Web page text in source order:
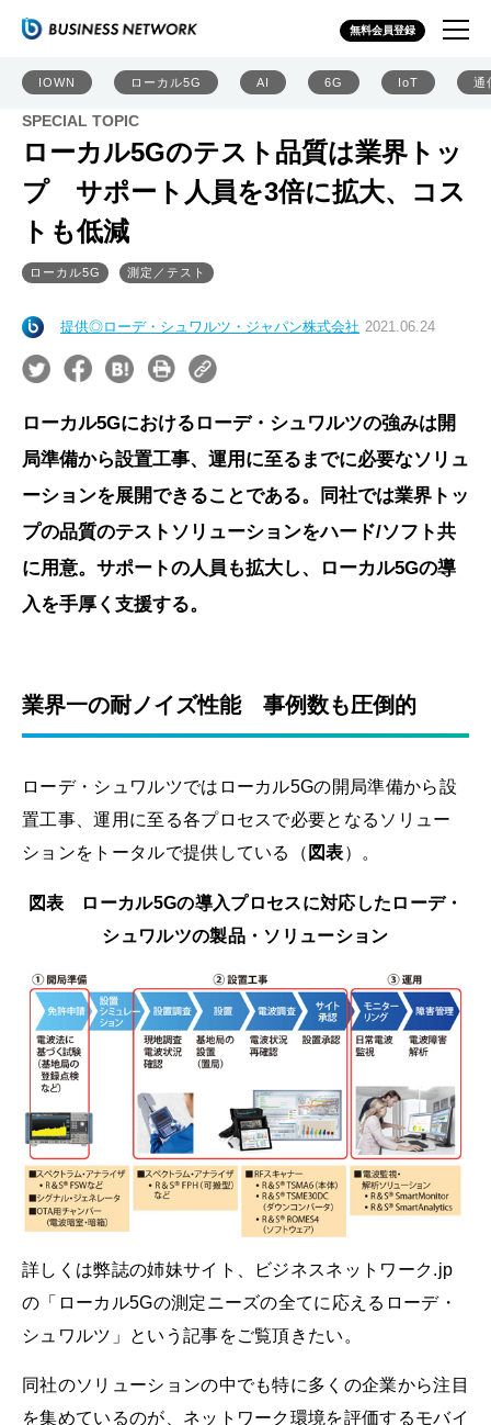
無料会員登録
IOWN ローカル5G AI 6G IoT 通
SPECIAL TOPIC
ローカル5Gのテスト品質は業界トッ
プ サポート人員を3倍に拡大、コス
トも低減
ローカル5G 測定／テスト
提供◎ローデ・シュワルツ・ジャパン株式会社 2021.06.24
ローカル5Gにおけるローデ・シュワルツの強みは開
局準備から設置工事、運用に至るまでに必要なソリュ
ーションを展開できることである。同社では業界トッ
プの品質のテストソリューションをハード/ソフト共
に用意。サポートの人員も拡大し、ローカル5Gの導
入を手厚く支援する。
業界一の耐ノイズ性能 事例数も圧倒的
ローデ・シュワルツではローカル5Gの開局準備から設
置工事、運用に至る各プロセスで必要となるソリュー
ションをトータルで提供している（ 図表）。
図表 ローカル5Gの導入プロセスに対応したローデ・
シュワルツの製品・ソリューション
詳しくは弊誌の姉妹サイト、ビジネスネットワーク.jp
の「ローカル5Gの測定ニーズの全てに応えるローデ・
シュワルツ」という記事をご覧頂きたい。
同社のソリューションの中でも特に多くの企業から注目
を集めているのが、ネットワーク環境を評価するモバイ